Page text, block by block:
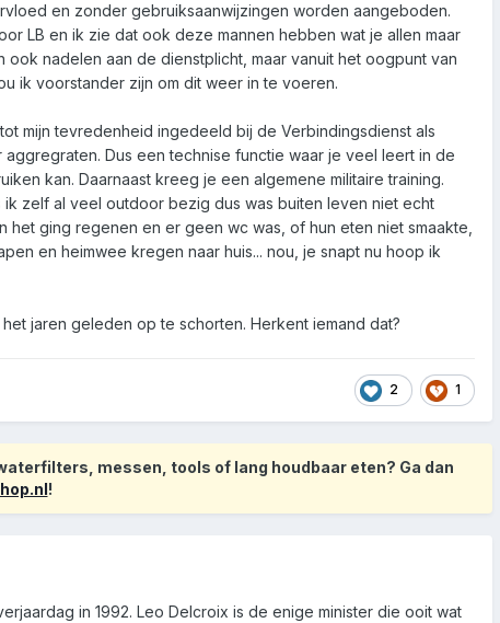
en zonder gebruiksaanwijzingen worden aangeboden.
LB en ik zie dat ook deze mannen hebben wat je allen maar
nadelen aan de dienstplicht, maar vanuit het oogpunt van
ik voorstander zijn om dit weer in te voeren.
mijn tevredenheid ingedeeld bij de Verbindingsdienst als
Dus een technise functie waar je veel leert in de
kan. Daarnaast kreeg je een algemene militaire training.
zelf al veel outdoor bezig dus was buiten leven niet echt
het ging regenen en er geen wc was, of hun eten niet smaakte,
en heimwee kregen naar huis... nou, je snapt nu hoop ik
jaren geleden op te schorten. Herkent iemand dat?
2 1
messen, tools of lang houdbaar eten? Ga dan
!
in 1992. Leo Delcroix is de enige minister die ooit wat